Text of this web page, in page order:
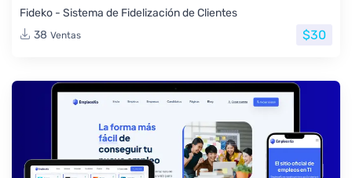
Fideko - Sistema de Fidelización de Clientes
38 Ventas $30